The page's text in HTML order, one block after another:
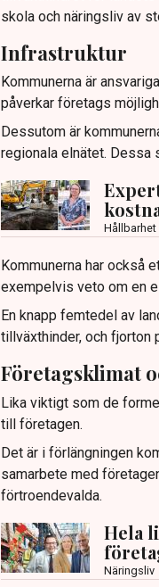
skola och näringsliv av
Infrastruktur
Kommunerna är
påverkar företags
Dessutom är
regionala elnätet. Dessa
Hållbarhet
Kommunerna har också
exempelvis veto om en
En knapp femtedel av
tillväxthinder, och fjorton
Företagsklimat
Lika viktigt som de
till företagen.
Det är i förlängningen
samarbete med
förtroendevalda.
Hela
Näringsliv